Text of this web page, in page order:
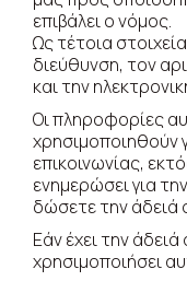
επιβάλει ο νόμος.
Ως τέτοια
διεύθυνση, τον
και την
Οι πληροφορίες
χρησιμοποιηθούν
επικοινωνίας,
ενημερώσει για
δώσετε την άδειά
Εάν έχει την
χρησιμοποιήσει